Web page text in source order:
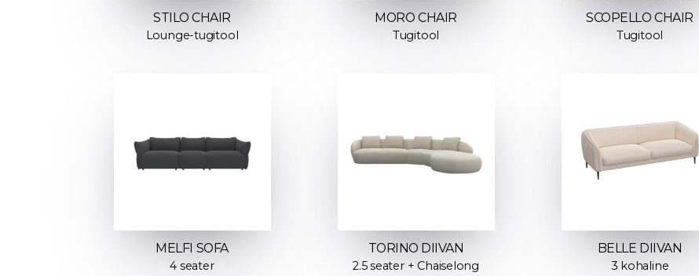
STILO CHAIR
Lounge-tugitool
MORO CHAIR
Tugitool
SCOPELLO CHAIR
Tugitool
MELFI SOFA
4 seater
TORINO DIIVAN
2.5 seater + Chaiselong
BELLE DIIVAN
3 kohaline